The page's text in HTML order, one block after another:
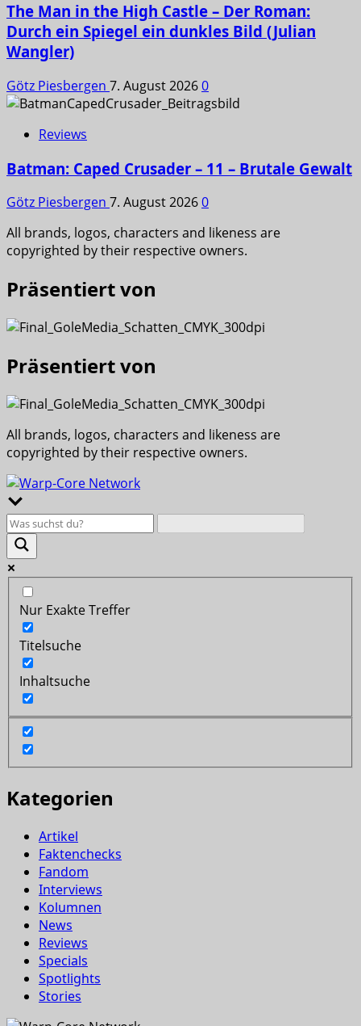
The Man in the High Castle – Der Roman:
Durch ein Spiegel ein dunkles Bild (Julian
Wangler)
Götz Piesbergen 7. August 20260
Reviews
Batman: Caped Crusader – 11 – Brutale Gewalt
Götz Piesbergen 7. August 20260
All brands, logos, characters and likeness are
copyrighted by their respective owners.
Präsentiert von
Präsentiert von
All brands, logos, characters and likeness are
copyrighted by their respective owners.
Nur Exakte Treffer
Titelsuche
Inhaltsuche
Kategorien
Artikel
Faktenchecks
Fandom
Interviews
Kolumnen
News
Reviews
Specials
Spotlights
Stories